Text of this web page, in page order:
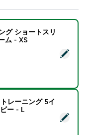
レーニング ショート
グ ショートスリ
ム - XS
ーブン トレーニング
レーニング 5イ
ー - L